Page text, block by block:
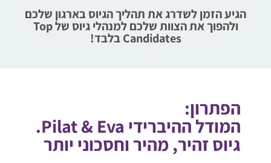
הגיע הזמן לשדרג את תהליך הגיוס בארגון שלכם
ולהפוך את הצוות שלכם למנהלי גיוס של Top
Candidates בלבד!
הפתרון:
המודל ההיברידי Pilat & Eva.
גיוס זהיר, מהיר וחסכוני יותר